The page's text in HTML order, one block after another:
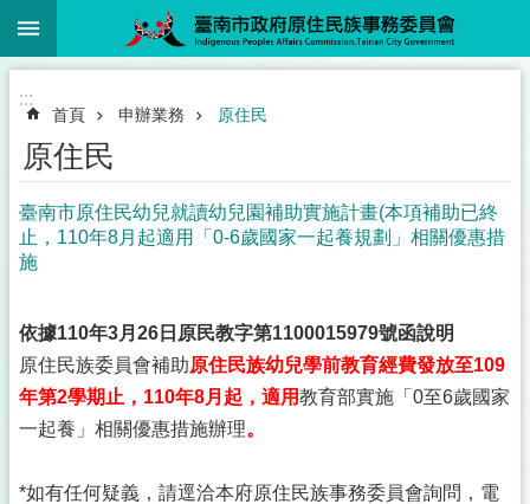
跳到主要內容區塊
:::
首頁 申辦業務 原住民
原住民
臺南市原住民幼兒就讀幼兒園補助實施計畫(本項補助已終
止，110年8月起適用「0-6歲國家一起養規劃」相關優惠措
施
依據110年3月26日原民教字第1100015979號函說明
原住民族委員會補助原住民族幼兒學前教育經費發放至109
年第2學期止，110年8月起，適用教育部實施「0至6歲國家
一起養」相關優惠措施辦理。
*如有任何疑義，請逕洽本府原住民族事務委員會詢問，電